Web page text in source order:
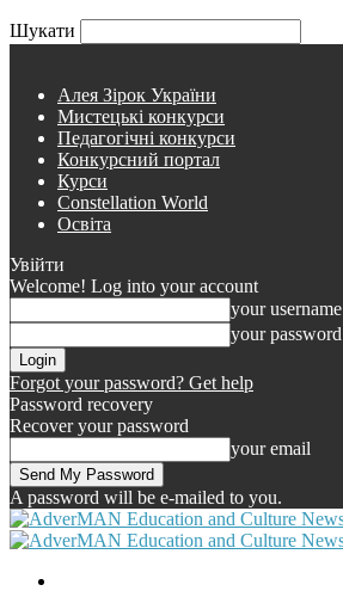
Шукати
Алея Зірок України
Мистецькі конкурси
Педагогічні конкурси
Конкурсний портал
Курси
Constellation World
Освіта
Увійти
Welcome! Log into your account
your username
your password
Forgot your password? Get help
Password recovery
Recover your password
your email
A password will be e-mailed to you.